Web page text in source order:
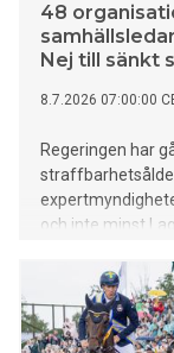
48
Nej till sänkt
8.7.2026 07:00:00
Regeringen har
och inte minst